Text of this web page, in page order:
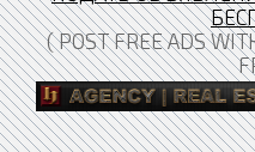
( POST FREE ADS